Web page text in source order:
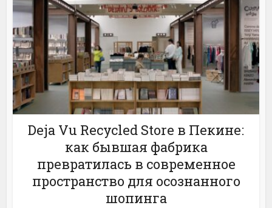
Deja Vu Recycled Store в Пекине:
как бывшая фабрика
превратилась в современное
пространство для осознанного
шопинга